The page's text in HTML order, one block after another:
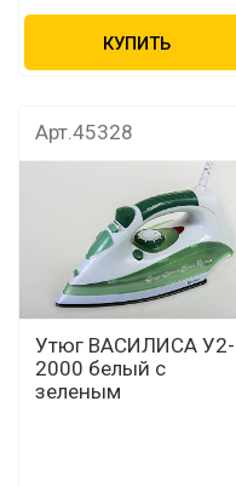
КУПИТЬ
Арт.45328
Утюг ВАСИЛИСА У2-
2000 белый с
зеленым